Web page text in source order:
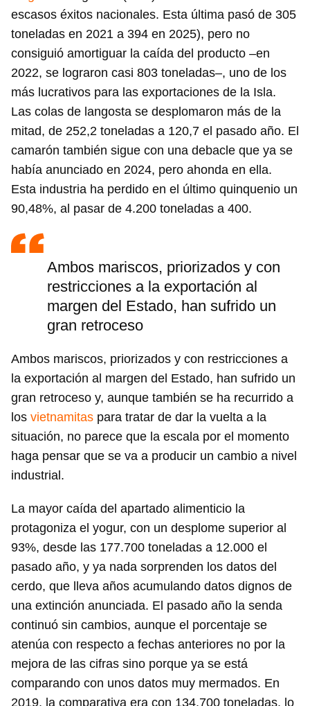
escasos éxitos nacionales. Esta última pasó de 305
toneladas en 2021 a 394 en 2025), pero no
consiguió amortiguar la caída del producto –en
2022, se lograron casi 803 toneladas–, uno de los
más lucrativos para las exportaciones de la Isla.
Las colas de langosta se desplomaron más de la
mitad, de 252,2 toneladas a 120,7 el pasado año. El
camarón también sigue con una debacle que ya se
había anunciado en 2024, pero ahonda en ella.
Esta industria ha perdido en el último quinquenio un
90,48%, al pasar de 4.200 toneladas a 400.
Ambos mariscos, priorizados y con
restricciones a la exportación al
margen del Estado, han sufrido un
gran retroceso
Ambos mariscos, priorizados y con restricciones a
la exportación al margen del Estado, han sufrido un
gran retroceso y, aunque también se ha recurrido a
los vietnamitas para tratar de dar la vuelta a la
situación, no parece que la escala por el momento
haga pensar que se va a producir un cambio a nivel
industrial.
La mayor caída del apartado alimenticio la
protagoniza el yogur, con un desplome superior al
93%, desde las 177.700 toneladas a 12.000 el
pasado año, y ya nada sorprenden los datos del
cerdo, que lleva años acumulando datos dignos de
una extinción anunciada. El pasado año la senda
continuó sin cambios, aunque el porcentaje se
atenúa con respecto a fechas anteriores no por la
mejora de las cifras sino porque ya se está
comparando con unos datos muy mermados. En
2019, la comparativa era con 134.700 toneladas, lo